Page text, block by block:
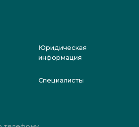
Юридическая
информация
Специалисты